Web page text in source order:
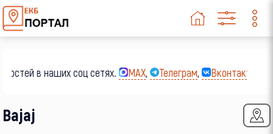
в наших соц сетях. MAX, Телеграм, Вконтакте
Bajaj